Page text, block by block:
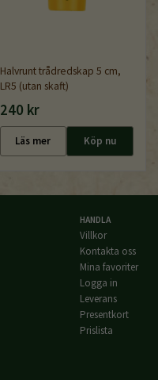
Halvrunt trådredskap 5 cm,
LR5 (utan skaft)
240 kr
Läs mer Köp nu
HANDLA
Villkor
Kontakta oss
Mina favoriter
Logga in
Leverans
Presentkort
Prislista